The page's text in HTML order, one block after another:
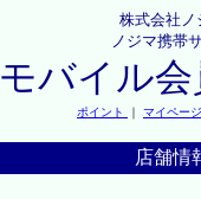
株式会社ノ
ノジマ携帯
モバイル会
ポイント ｜ マイページ
店舗情